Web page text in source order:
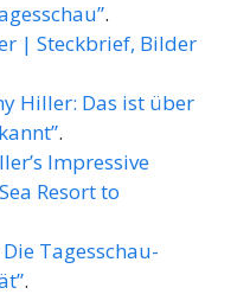
.
| Steckbrief, Bilder
Hiller: Das ist über
.
Impressive
Resort to
Tagesschau-
.